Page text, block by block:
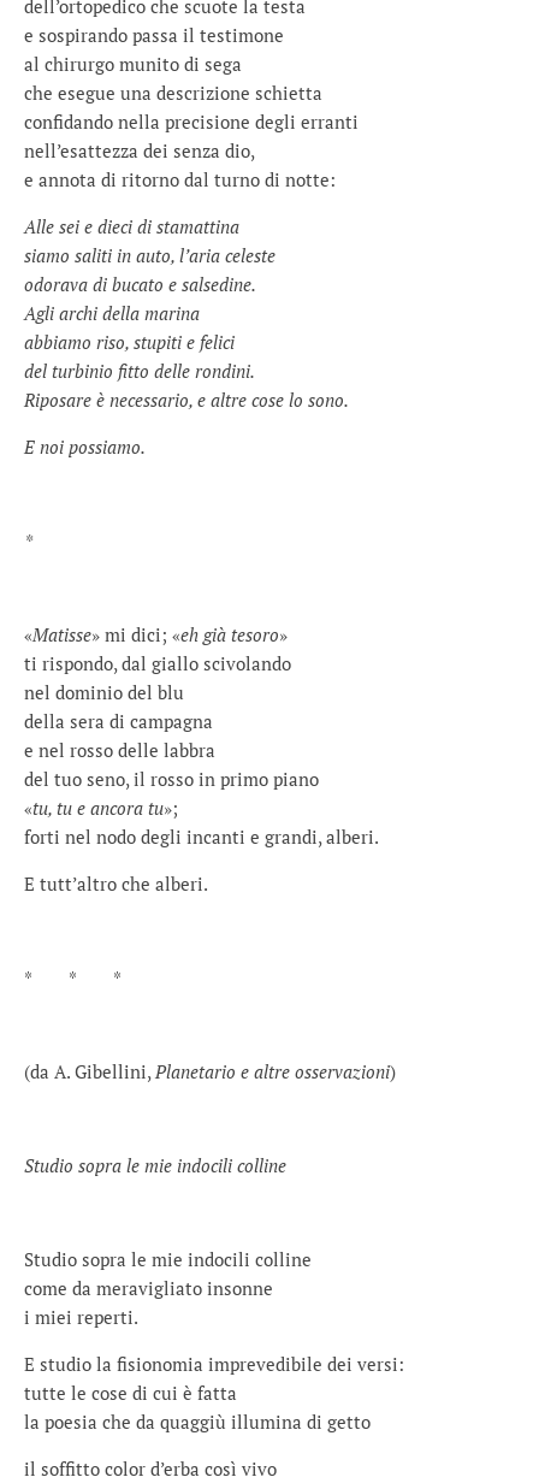
dell’ortopedico che scuote la testa
e sospirando passa il testimone
al chirurgo munito di sega
che esegue una descrizione schietta
confidando nella precisione degli erranti
nell’esattezza dei senza dio,
e annota di ritorno dal turno di notte:
Alle sei e dieci di stamattina
siamo saliti in auto, l’aria celeste
odorava di bucato e salsedine.
Agli archi della marina
abbiamo riso, stupiti e felici
del turbinio fitto delle rondini.
Riposare è necessario, e altre cose lo sono.
E noi possiamo.
*
«Matisse» mi dici; «eh già tesoro»
ti rispondo, dal giallo scivolando
nel dominio del blu
della sera di campagna
e nel rosso delle labbra
del tuo seno, il rosso in primo piano
«tu, tu e ancora tu»;
forti nel nodo degli incanti e grandi, alberi.
E tutt’altro che alberi.
* * *
(da A. Gibellini, Planetario e altre osservazioni)
Studio sopra le mie indocili colline
Studio sopra le mie indocili colline
come da meravigliato insonne
i miei reperti.
E studio la fisionomia imprevedibile dei versi:
tutte le cose di cui è fatta
la poesia che da quaggiù illumina di getto
il soffitto color d’erba così vivo